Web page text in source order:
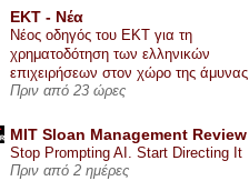
ΕΚΤ - Nέα
Νέος οδηγός του ΕΚΤ για τη
χρηματοδότηση των ελληνικών
επιχειρήσεων στον χώρο της άμυνας
Πριν από 23 ώρες
MIT Sloan Management Review
Stop Prompting AI. Start Directing It
Πριν από 2 ημέρες